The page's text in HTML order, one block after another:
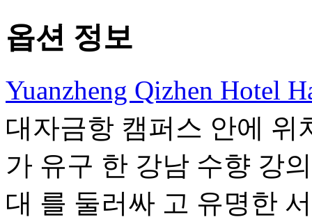
옵션 정보
Yuanzheng Qizhen Hotel
대자금항 캠퍼스 안에 위
가 유구 한 강남 수향 강
대 를 둘러싸 고 유명한